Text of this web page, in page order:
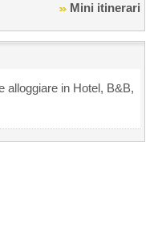
Mini itinerari
alloggiare in Hotel, B&B,